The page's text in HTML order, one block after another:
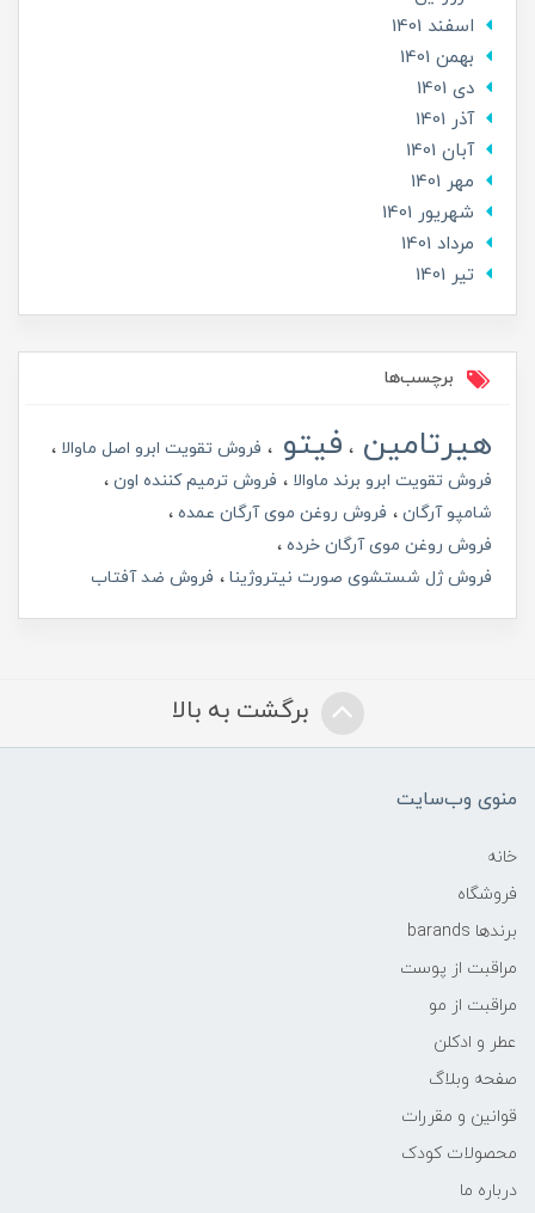
اسفند 1401
بهمن 1401
دی 1401
آذر 1401
آبان 1401
مهر 1401
شهریور 1401
مرداد 1401
تير 1401
برچسب‌ها
هیرتامین فیتو
فروش تقویت ابرو اصل ماوالا
فروش تقویت ابرو برند ماوالا
فروش ترمیم کننده اون
شامپو آرگان
فروش روغن موی آرگان عمده
فروش روغن موی آرگان خرده
فروش ژل شستشوی صورت نیتروژینا
فروش ضد آفتاب
برگشت به بالا
منوی وب‌سایت
خانه
فروشگاه
برندها barands
مراقبت از پوست
مراقبت از مو
عطر و ادکلن
صفحه وبلاگ
قوانین و مقررات
محصولات کودک
درباره ما